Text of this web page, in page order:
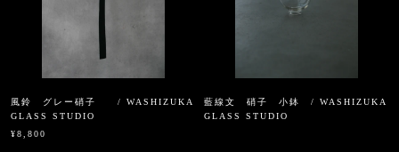
風鈴 グレー硝子 / WASHIZUKA
GLASS STUDIO
¥8,800
藍線文 硝子 小鉢 / WASHIZUKA
GLASS STUDIO